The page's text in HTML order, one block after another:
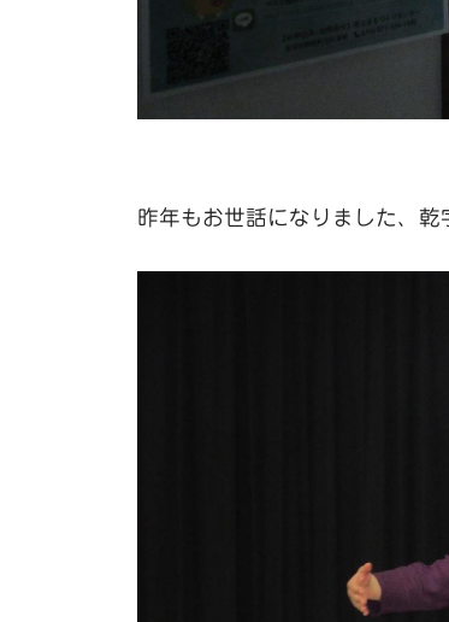
昨年もお世話になりました、